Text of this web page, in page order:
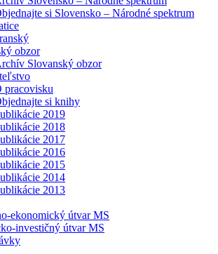
si Slovensko – Národné spektrum
obzor
Slovanský obzor
pracovisku
si knihy
2019
2018
2017
2016
2015
2014
2013
ekonomický útvar MS
investičný útvar MS